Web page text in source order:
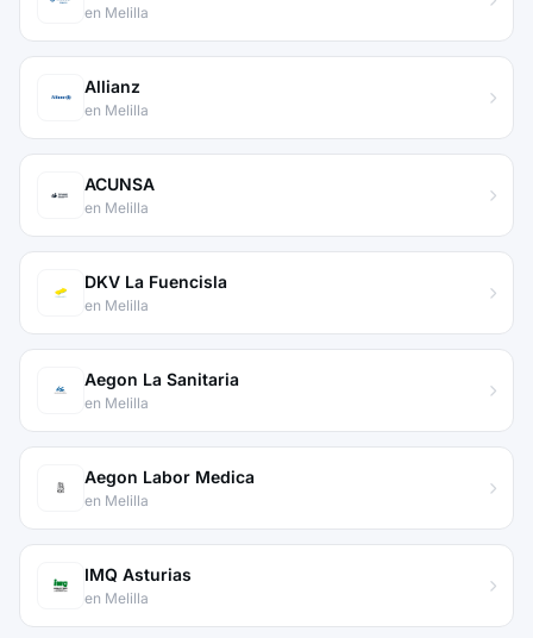
en Melilla
Allianz
en Melilla
ACUNSA
en Melilla
DKV La Fuencisla
en Melilla
Aegon La Sanitaria
en Melilla
Aegon Labor Medica
en Melilla
IMQ Asturias
en Melilla